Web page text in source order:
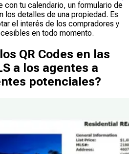
con tu calendario, un formulario de
los detalles de una propiedad. Es
el interés de los compradores y
en todo momento.
QR Codes en las
a los agentes a
potenciales?